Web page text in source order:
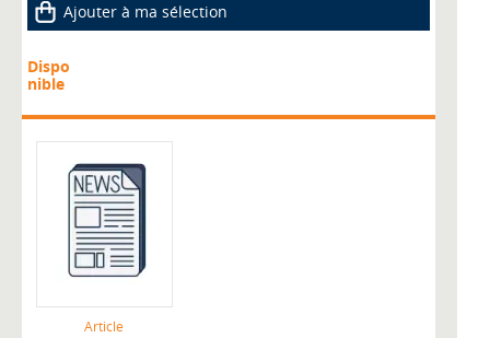
Ajouter à ma sélection
Dispo
nible
Article